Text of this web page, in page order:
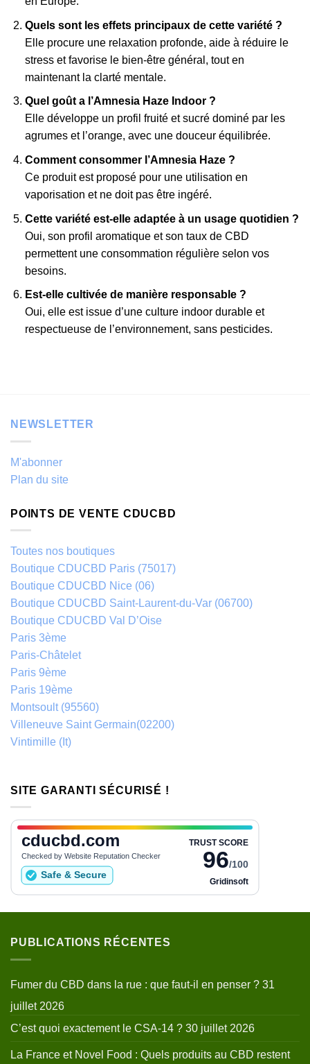
Quels sont les effets principaux de cette variété ?
Elle procure une relaxation profonde, aide à réduire le
stress et favorise le bien-être général, tout en
maintenant la clarté mentale.
Quel goût a l’Amnesia Haze Indoor ?
Elle développe un profil fruité et sucré dominé par les
agrumes et l’orange, avec une douceur équilibrée.
Comment consommer l’Amnesia Haze ?
Ce produit est proposé pour une utilisation en
vaporisation et ne doit pas être ingéré.
Cette variété est-elle adaptée à un usage quotidien ?
Oui, son profil aromatique et son taux de CBD
permettent une consommation régulière selon vos
besoins.
Est-elle cultivée de manière responsable ?
Oui, elle est issue d’une culture indoor durable et
respectueuse de l’environnement, sans pesticides.
NEWSLETTER
M'abonner
Plan du site
POINTS DE VENTE CDUCBD
Toutes nos boutiques
Boutique CDUCBD Paris (75017)
Boutique CDUCBD Nice (06)
Boutique CDUCBD Saint-Laurent-du-Var (06700)
Boutique CDUCBD Val D’Oise
Paris 3ème
Paris-Châtelet
Paris 9ème
Paris 19ème
Montsoult (95560)
Villeneuve Saint Germain(02200)
Vintimille (It)
SITE GARANTI SÉCURISÉ !
PUBLICATIONS RÉCENTES
Fumer du CBD dans la rue : que faut-il en penser ? 31
juillet 2026
C’est quoi exactement le CSA-14 ? 30 juillet 2026
La France et Novel Food : Quels produits au CBD restent